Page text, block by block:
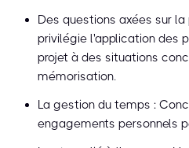
Des questions axées sur la
privilégie l'application des
projet à des situations
mémorisation.
La gestion du temps :
engagements personnels